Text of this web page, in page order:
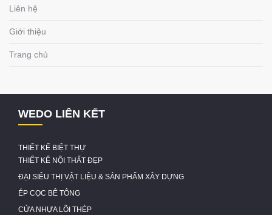
Liên hệ
Giới thiệu
Trang chủ
WEDO LIÊN KẾT
THIẾT KẾ BIỆT THỰ
THIẾT KẾ NỘI THẤT ĐẸP
ĐẠI SIÊU THỊ VẬT LIỆU & SẢN PHẨM XÂY DỰNG
ÉP CỌC BÊ TÔNG
CỬA NHỰA LÕI THÉP